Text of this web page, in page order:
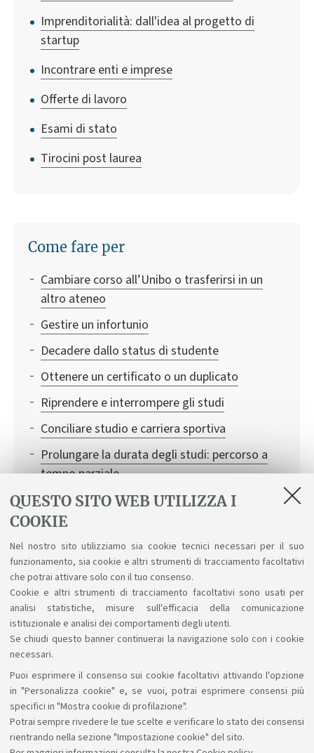
QUESTO SITO WEB UTILIZZA I
COOKIE
Nel nostro sito utilizziamo sia cookie tecnici necessari per il suo
funzionamento, sia cookie e altri strumenti di tracciamento facoltativi
che potrai attivare solo con il tuo consenso.
Cookie e altri strumenti di tracciamento facoltativi sono usati per
analisi statistiche, misure sull'efficacia della comunicazione
istituzionale e analisi dei comportamenti degli utenti.
Se chiudi questo banner continuerai la navigazione solo con i cookie
necessari.
Puoi esprimere il consenso sui cookie facoltativi attivando l'opzione
in "Personalizza cookie" e, se vuoi, potrai esprimere consensi più
specifici in "Mostra cookie di profilazione".
Potrai sempre rivedere le tue scelte e verificare lo stato dei consensi
rientrando nella sezione "Impostazione cookie" del sito.
Imprenditorialità: dall'idea al progetto di
startup
Incontrare enti e imprese
Offerte di lavoro
Esami di stato
Tirocini post laurea
Come fare per
Cambiare corso all’Unibo o trasferirsi in un
altro ateneo
Gestire un infortunio
Decadere dallo status di studente
Ottenere un certificato o un duplicato
Riprendere e interrompere gli studi
Conciliare studio e carriera sportiva
Prolungare la durata degli studi: percorso a
tempo parziale
Attivare una carriera alias
Conciliare studio e lavoro
Rinnovo del permesso di soggiorno
Riconoscimento crediti
Sosteniamo il diritto alla conoscenza
Seguici su: